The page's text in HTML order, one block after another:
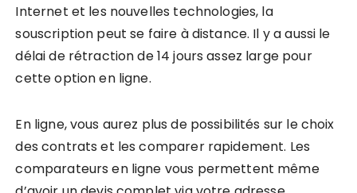
Internet et les nouvelles technologies, la
souscription peut se faire à distance. Il y a aussi le
délai de rétraction de 14 jours assez large pour
cette option en ligne.
En ligne, vous aurez plus de possibilités sur le choix
des contrats et les comparer rapidement. Les
comparateurs en ligne vous permettent même